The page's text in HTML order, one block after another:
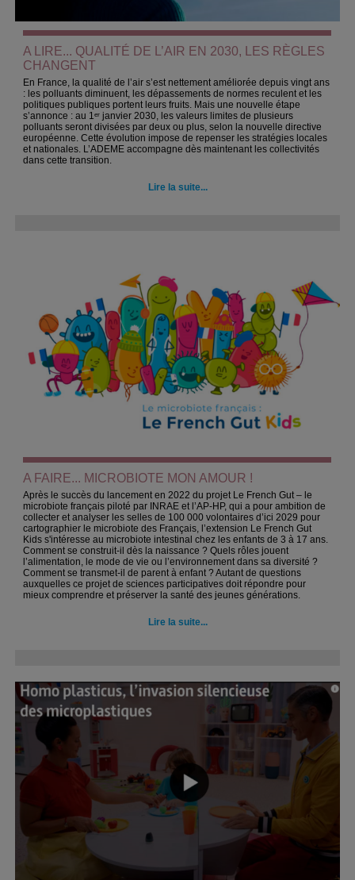
A LIRE... QUALITÉ DE L’AIR EN 2030, LES RÈGLES
CHANGENT
En France, la qualité de l’air s’est nettement améliorée depuis vingt ans
: les polluants diminuent, les dépassements de normes reculent et les
politiques publiques portent leurs fruits. Mais une nouvelle étape
s’annonce : au 1ᵉʳ janvier 2030, les valeurs limites de plusieurs
polluants seront divisées par deux ou plus, selon la nouvelle directive
européenne. Cette évolution impose de repenser les stratégies locales
et nationales. L’ADEME accompagne dès maintenant les collectivités
dans cette transition.
Lire la suite...
A FAIRE... MICROBIOTE MON AMOUR !
Après le succès du lancement en 2022 du projet Le French Gut – le
microbiote français piloté par INRAE et l’AP-HP, qui a pour ambition de
collecter et analyser les selles de 100 000 volontaires d’ici 2029 pour
cartographier le microbiote des Français, l’extension Le French Gut
Kids s'intéresse au microbiote intestinal chez les enfants de 3 à 17 ans.
Comment se construit-il dès la naissance ? Quels rôles jouent
l’alimentation, le mode de vie ou l’environnement dans sa diversité ?
Comment se transmet-il de parent à enfant ? Autant de questions
auxquelles ce projet de sciences participatives doit répondre pour
mieux comprendre et préserver la santé des jeunes générations.
Lire la suite...